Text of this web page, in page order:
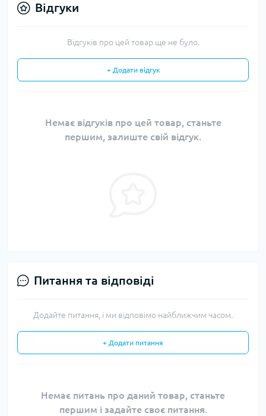
Відгуки
Відгуків про цей товар ще не було.
+ Додати відгук
Немає відгуків про цей товар, станьте
першим, залиште свій відгук.
Питання та відповіді
Додайте питання, і ми відповімо найближчим часом.
+ Додати питання
Немає питань про даний товар, станьте
першим і задайте своє питання.